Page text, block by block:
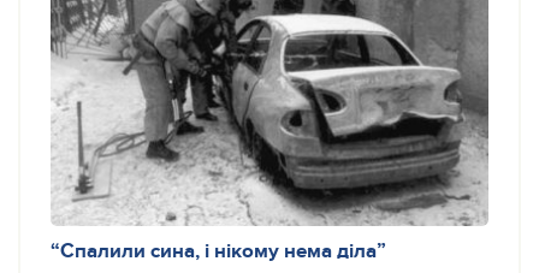
“Спалили сина, і нікому нема діла”